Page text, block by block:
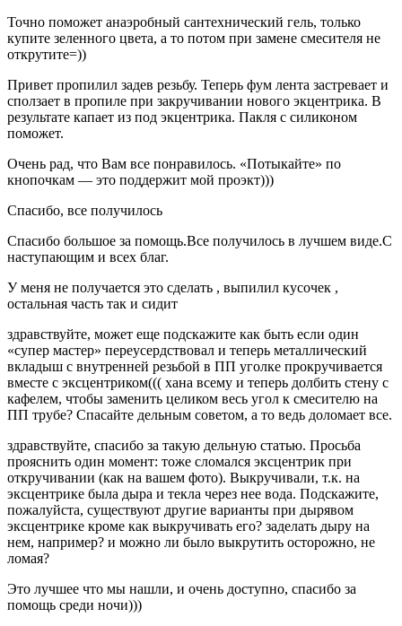
Точно поможет анаэробный сантехнический гель, только
купите зеленного цвета, а то потом при замене смесителя не
открутите=))
Привет пропилил задев резьбу. Теперь фум лента застревает и
сползает в пропиле при закручивании нового экцентрика. В
результате капает из под экцентрика. Пакля с силиконом
поможет.
Очень рад, что Вам все понравилось. «Потыкайте» по
кнопочкам — это поддержит мой проэкт)))
Спасибо, все получилось
Спасибо большое за помощь.Все получилось в лучшем виде.С
наступающим и всех благ.
У меня не получается это сделать , выпилил кусочек ,
остальная часть так и сидит
здравствуйте, может еще подскажите как быть если один
«супер мастер» переусердствовал и теперь металлический
вкладыш с внутренней резьбой в ПП уголке прокручивается
вместе с эксцентриком((( хана всему и теперь долбить стену с
кафелем, чтобы заменить целиком весь угол к смесителю на
ПП трубе? Спасайте дельным советом, а то ведь доломает все.
здравствуйте, спасибо за такую дельную статью. Просьба
прояснить один момент: тоже сломался эксцентрик при
откручивании (как на вашем фото). Выкручивали, т.к. на
эксцентрике была дыра и текла через нее вода. Подскажите,
пожалуйста, существуют другие варианты при дырявом
эксцентрике кроме как выкручивать его? заделать дыру на
нем, например? и можно ли было выкрутить осторожно, не
ломая?
Это лучшее что мы нашли, и очень доступно, спасибо за
помощь среди ночи)))